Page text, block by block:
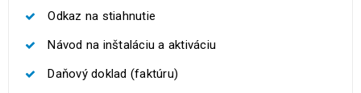
Odkaz na stiahnutie
Návod na inštaláciu a aktiváciu
Daňový doklad (faktúru)